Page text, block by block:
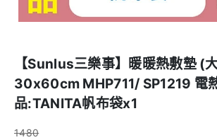
【Sunlus三樂事】暖暖熱敷墊 (
30x60cm MHP711/ SP1219 電
品:TANITA帆布袋x1
1480